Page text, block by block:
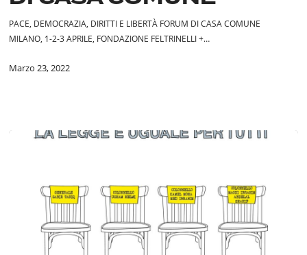
COMUNE
PACE, DEMOCRAZIA, DIRITTI E LIBERTÀ FORUM DI CASA COMUNE
MILANO, 1-2-3 APRILE, FONDAZIONE FELTRINELLI +…
Marzo 23, 2022